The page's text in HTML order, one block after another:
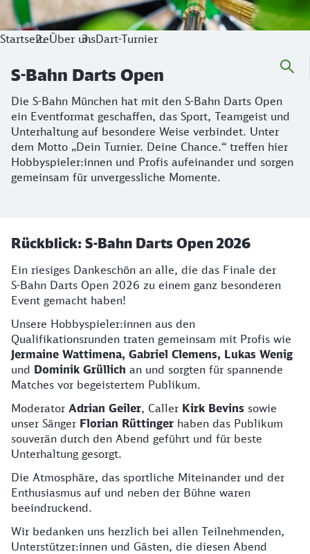
StartseiteÜber unsDart-Turnier
S-Bahn Darts Open
Die S‑Bahn München hat mit den S‑Bahn Darts Open
ein Eventformat geschaffen, das Sport, Teamgeist und
Unterhaltung auf besondere Weise verbindet. Unter
dem Motto „Dein Turnier. Deine Chance.“ treffen hier
Hobbyspieler:innen und Profis aufeinander und sorgen
gemeinsam für unvergessliche Momente.
Rückblick: S‑Bahn Darts Open 2026
Ein riesiges Dankeschön an alle, die das Finale der
S‑Bahn Darts Open 2026 zu einem ganz besonderen
Event gemacht haben!
Unsere Hobbyspieler:innen aus den
Qualifikationsrunden traten gemeinsam mit Profis wie
Jermaine Wattimena, Gabriel Clemens, Lukas Wenig
und Dominik Grüllich an und sorgten für spannende
Matches vor begeistertem Publikum.
Moderator Adrian Geiler, Caller Kirk Bevins sowie
unser Sänger Florian Rüttinger haben das Publikum
souverän durch den Abend geführt und für beste
Unterhaltung gesorgt.
Die Atmosphäre, das sportliche Miteinander und der
Enthusiasmus auf und neben der Bühne waren
beeindruckend.
Wir bedanken uns herzlich bei allen Teilnehmenden,
Unterstützer:innen und Gästen, die diesen Abend